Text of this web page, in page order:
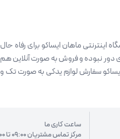
تصمیم به تاسیس فروشگاه اینترنتی ماهان ایساکو برای رفاه حال
دور نبوده و فروش به صورت آنلاین هم
سفارش لوازم یدکی به صورت تک و
ساعت کاری ما
مرکز تماس مشتریان 09:00 تا 18:00